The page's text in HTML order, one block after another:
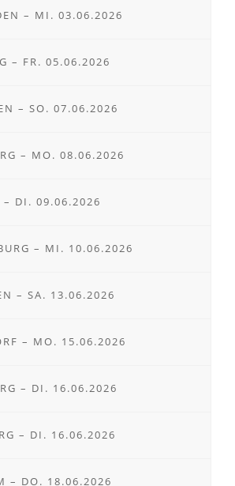
– MI. 03.06.2026
– FR. 05.06.2026
– SO. 07.06.2026
– MO. 08.06.2026
– DI. 09.06.2026
– MI. 10.06.2026
– SA. 13.06.2026
– MO. 15.06.2026
– DI. 16.06.2026
– DI. 16.06.2026
– DO. 18.06.2026